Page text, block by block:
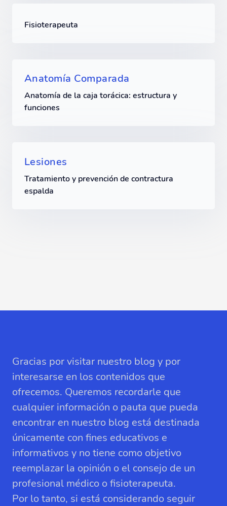
Fisioterapeuta
Anatomía Comparada
Anatomía de la caja torácica: estructura y
funciones
Lesiones
Tratamiento y prevención de contractura
espalda
Gracias por visitar nuestro blog y por
interesarse en los contenidos que
ofrecemos. Queremos recordarle que
cualquier información o pauta que pueda
encontrar en nuestro blog está destinada
únicamente con fines educativos e
informativos y no tiene como objetivo
reemplazar la opinión o el consejo de un
profesional médico o fisioterapeuta.
Por lo tanto, si está considerando seguir